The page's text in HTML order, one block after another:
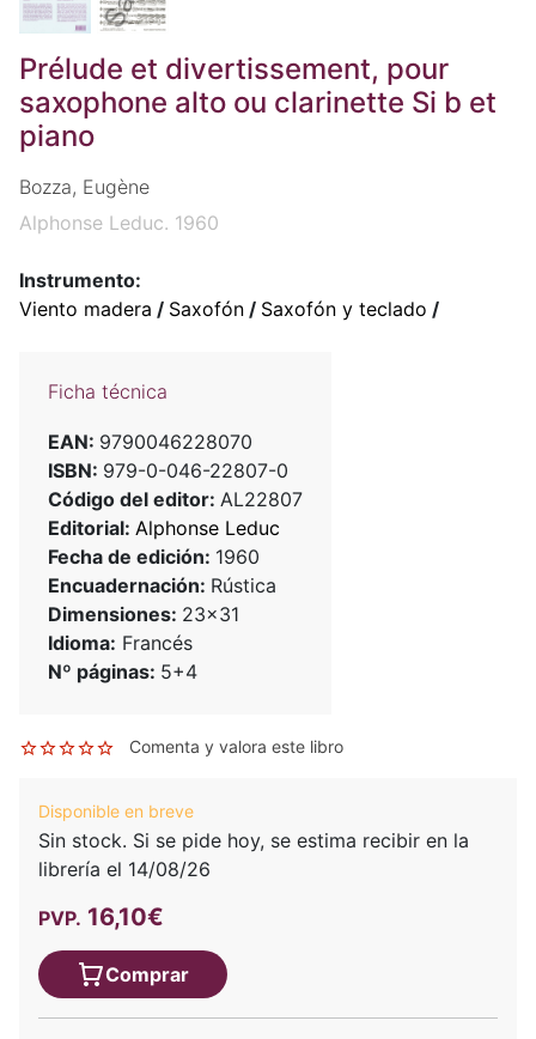
Prélude et divertissement, pour
saxophone alto ou clarinette Si b et
piano
Bozza, Eugène
Alphonse Leduc. 1960
Instrumento:
Viento madera / Saxofón / Saxofón y teclado /
Ficha técnica
EAN: 9790046228070
ISBN: 979-0-046-22807-0
Código del editor: AL22807
Editorial: Alphonse Leduc
Fecha de edición: 1960
Encuadernación: Rústica
Dimensiones: 23x31
Idioma: Francés
Nº páginas: 5+4
Comenta y valora este libro
Disponible en breve
Sin stock. Si se pide hoy, se estima recibir en la
librería el 14/08/26
PVP. 16,10€
Comprar